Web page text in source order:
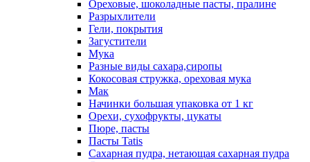
Ореховые, шоколадные пасты, пралине
Разрыхлители
Гели, покрытия
Загустители
Мука
Разные виды сахара,сиропы
Кокосовая стружка, ореховая мука
Мак
Начинки большая упаковка от 1 кг
Орехи, сухофрукты, цукаты
Пюре, пасты
Пасты Tatis
Сахарная пудра, нетающая сахарная пудра